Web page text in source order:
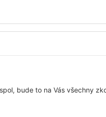
bude to na Vás všechny